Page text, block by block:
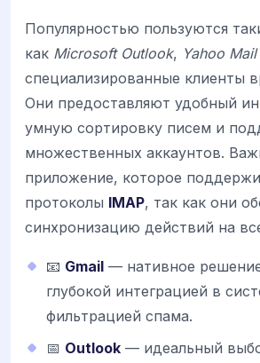
Популярностью пользуются
как Microsoft Outlook, Yahoo Mail
специализированные клиенты
Они предоставляют удобный
умную сортировку писем и
множественных аккаунтов.
приложение, которое
протоколы IMAP, так как они
синхронизацию действий на
📧 Gmail — нативное
глубокой интеграцией в
фильтрацией спама.
📅 Outlook — идеальный